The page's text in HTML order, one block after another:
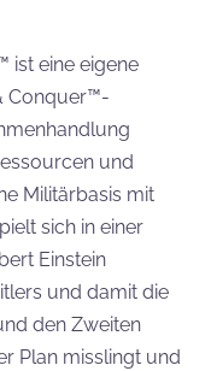
ist eine eigene
Conquer™-
und
Militärbasis mit
sich in einer
Einstein
und damit die
den Zweiten
Plan misslingt und